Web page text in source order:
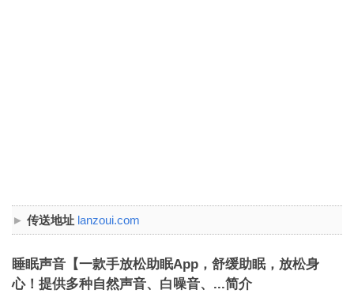
传送地址 lanzoui.com
睡眠声音【一款手放松助眠App，舒缓助眠，放松身
心！提供多种自然声音、白噪音、...简介